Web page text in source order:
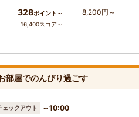
328ポイント～
16,400スコア～
8,200円～
部屋でのんびり過ごす
ェックアウト
～10:00